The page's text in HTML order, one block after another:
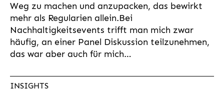
Weg zu machen und anzupacken, das bewirkt
mehr als Regularien allein.Bei
Nachhaltigkeitsevents trifft man mich zwar
häufig, an einer Panel Diskussion teilzunehmen,
das war aber auch für mich…
INSIGHTS